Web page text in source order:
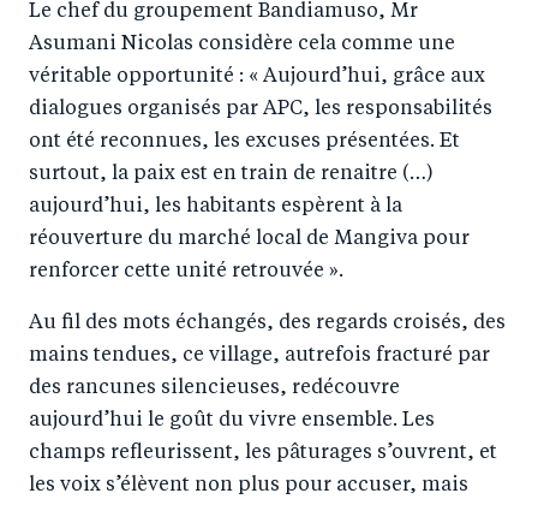
Le chef du groupement Bandiamuso, Mr
Asumani Nicolas considère cela comme une
véritable opportunité : « Aujourd’hui, grâce aux
dialogues organisés par APC, les responsabilités
ont été reconnues, les excuses présentées. Et
surtout, la paix est en train de renaitre (…)
aujourd’hui, les habitants espèrent à la
réouverture du marché local de Mangiva pour
renforcer cette unité retrouvée ».
Au fil des mots échangés, des regards croisés, des
mains tendues, ce village, autrefois fracturé par
des rancunes silencieuses, redécouvre
aujourd’hui le goût du vivre ensemble. Les
champs refleurissent, les pâturages s’ouvrent, et
les voix s’élèvent non plus pour accuser, mais